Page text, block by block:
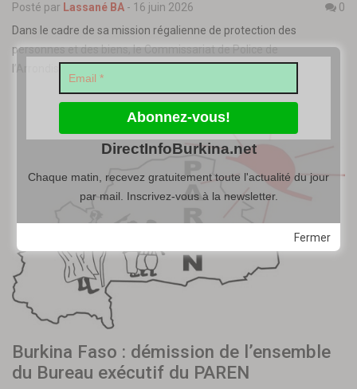
Posté par Lassané BA - 16 juin 2026
0
Dans le cadre de sa mission régalienne de protection des
personnes et des biens, le Commissariat de Police de
l’Arrondissement…
Burkina Faso : démission de l’ensemble
du Bureau exécutif du PAREN
Fermer
DirectInfoBurkina.net
Chaque matin, recevez gratuitement toute l'actualité du jour
par mail. Inscrivez-vous à la newsletter.